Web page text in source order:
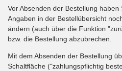
Vor Absenden der Bestellung
Angaben in der Bestellübersicht
ändern (auch über die Funktion
bzw. die Bestellung abzubrechen.
Mit dem Absenden der Bestellung
Schaltfläche ("zahlungspflichtig